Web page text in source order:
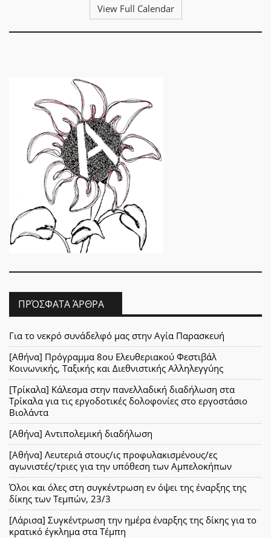
View Full Calendar
ΠΡΌΣΦΑΤΑ ΆΡΘΡΑ
Για το νεκρό συνάδελφό μας στην Αγία Παρασκευή
[Αθήνα] Πρόγραμμα 8ου Ελευθεριακού Φεστιβάλ
Κοινωνικής, Ταξικής και Διεθνιστικής Αλληλεγγύης
[Τρίκαλα] Κάλεσμα στην πανελλαδική διαδήλωση στα
Τρίκαλα για τις εργοδοτικές δολοφονίες στο εργοστάσιο
Βιολάντα
[Αθήνα] Αντιπολεμική διαδήλωση
[Αθήνα] Λευτεριά στους/ις προφυλακισμένους/ες
αγωνιστές/τριες για την υπόθεση των Αμπελοκήπων
Όλοι και όλες στη συγκέντρωση εν όψει της έναρξης της
δίκης των Τεμπών, 23/3
[Λάρισα] Συγκέντρωση την ημέρα έναρξης της δίκης για το
κρατικό έγκλημα στα Τέμπη